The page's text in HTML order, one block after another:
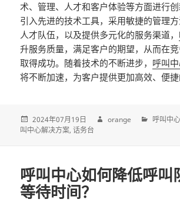
术、管理、人才和客户体验等方面进行
引入先进的技术工具，采用敏捷的管理
人才队伍，以及提供多元化的服务渠道，
升服务质量，满足客户的期望，从而在
取得成功。随着技术的不断进步， 呼叫
将不断加速，为客户提供更加高效、便捷
2024年07月19日 orange 呼叫中心
叫中心解决方案 话务台
呼叫中心如何降低呼叫
等待时间？